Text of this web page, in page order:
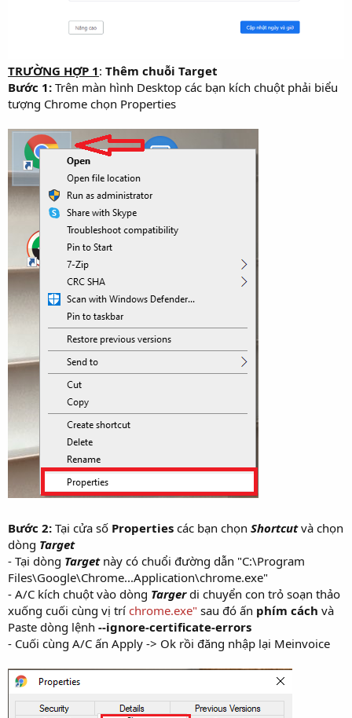
TRƯỜNG HỢP 1: Thêm chuỗi Target
Bước 1: Trên màn hình Desktop các bạn kích chuột phải biểu
tượng Chrome chọn Properties
Bước 2: Tại cửa số Properties các bạn chọn Shortcut và chọn
dòng Target
- Tại dòng Target này có chuổi đường dẫn "C:\Program
Files\Google\Chrome...Application\chrome.exe"
- A/C kích chuột vào dòng Targerdi chuyển con trỏ soạn thảo
xuống cuối cùng vị trí chrome.exe" sau đó ấn phím cách và
Paste dòng lệnh --ignore-certificate-errors
- Cuối cùng A/C ấn Apply -> Ok rồi đăng nhập lại Meinvoice